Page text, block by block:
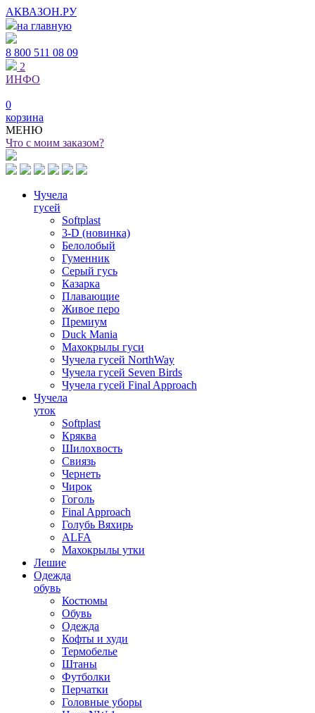
АКВАЗОН.РУ
на главную
8 800 511 08 09
2
ИНФО
0
корзина
МЕНЮ
Что с моим заказом?
Чучела
гусей
Softplast
3-D (новинка)
Белолобый
Гуменник
Серый гусь
Казарка
Плавающие
Живое перо
Премиум
Duck Mania
Махокрылы гуси
Чучела гусей NorthWay
Чучела гусей Seven Birds
Чучела гусей Final Approach
Чучела
уток
Softplast
Кряква
Шилохвость
Свиязь
Чернеть
Чирок
Гоголь
Final Approach
Голубь Вяхирь
ALFA
Махокрылы утки
Лешие
Одежда
обувь
Костюмы
Обувь
Одежда
Кофты и худи
Термобелье
Штаны
Футболки
Перчатки
Головные уборы